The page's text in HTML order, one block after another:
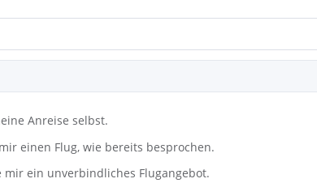
Anreise selbst.
einen Flug, wie bereits besprochen.
mir ein unverbindliches Flugangebot.